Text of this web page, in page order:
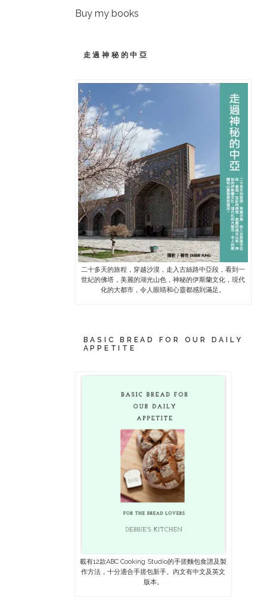
Buy my books
走過神秘的中亞
二十多天的旅程，穿越沙漠，走入古絲路中亞段，看到一
世紀的佛塔，美麗的湖光山色，神秘的伊斯蘭文化，現代
化的大都市，令人眼睛和心靈都感到滿足。
BASIC BREAD FOR OUR DAILY
APPETITE
載有12款ABC Cooking Studio的手搓麵包食譜及製
作方法，十分適合手搓包新手。內文有中文及英文
版本。